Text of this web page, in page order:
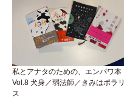
（Vol.26）
私とアナタのための、エンパワ本
Vol.8 犬身／弱法師／きみはポラリ
ス